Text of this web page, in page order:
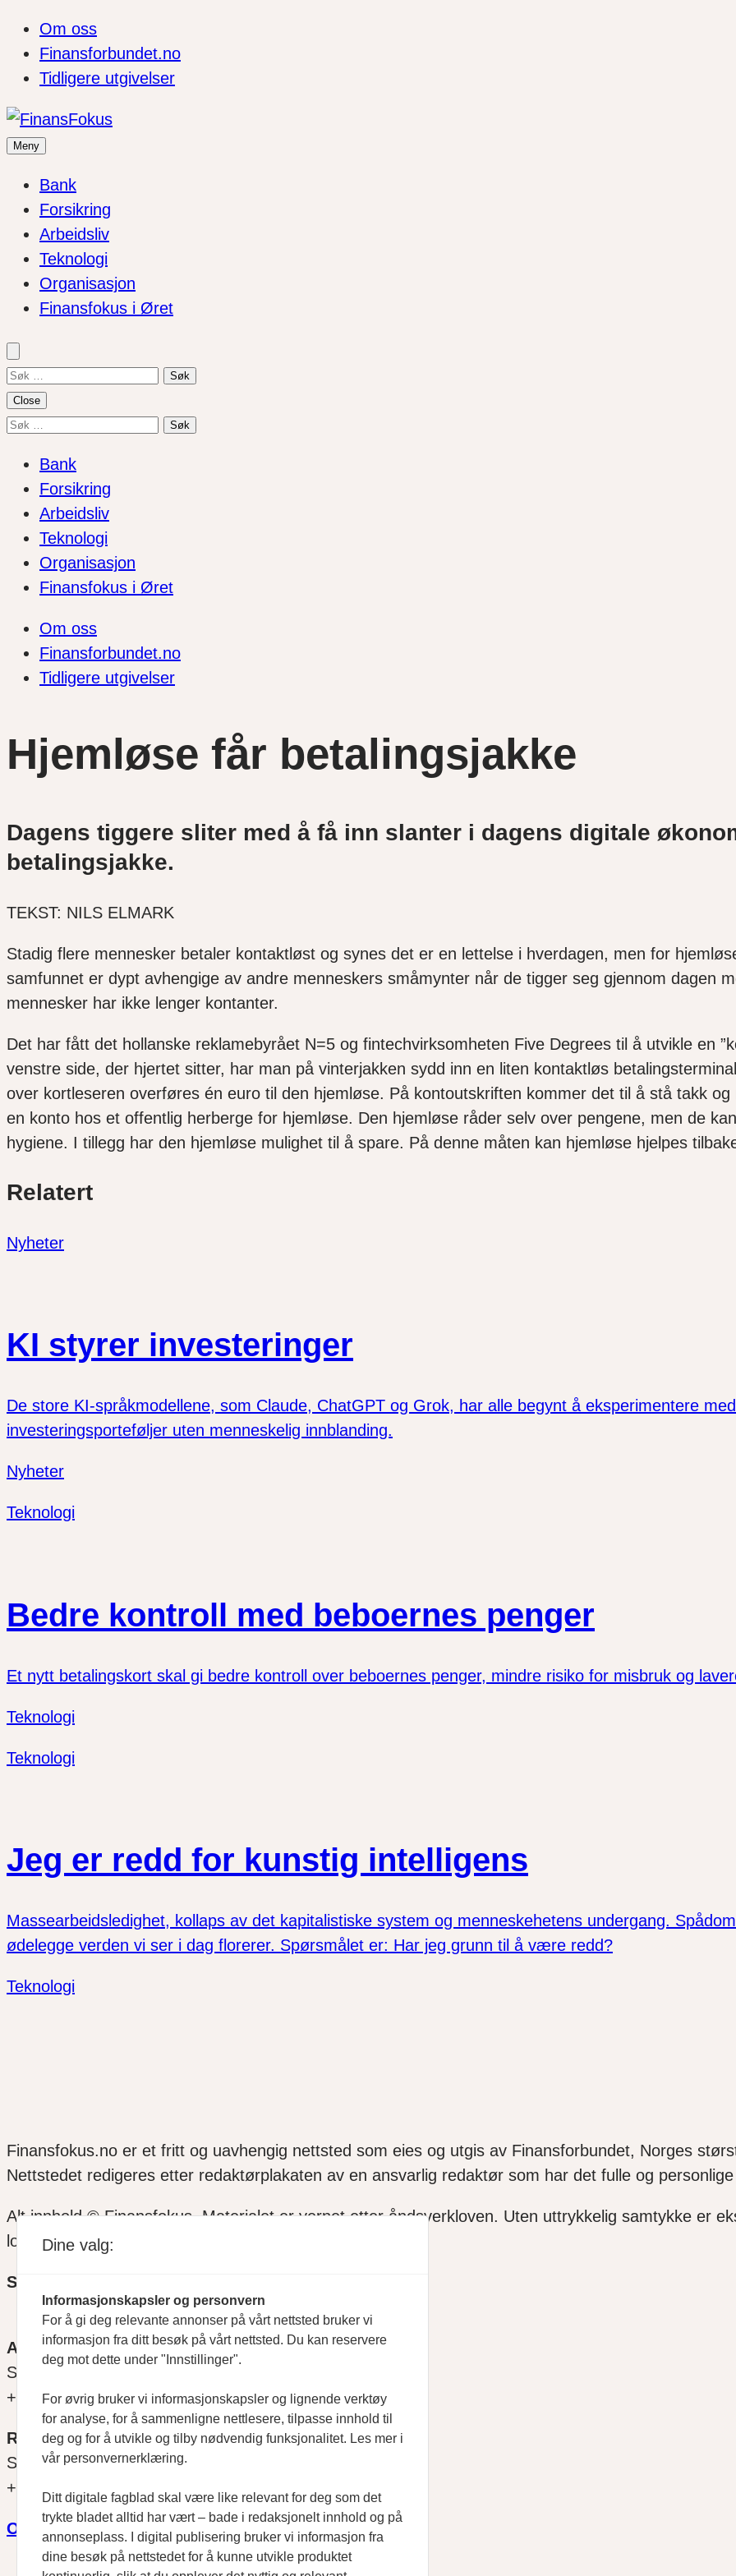
Om oss
Finansforbundet.no
Tidligere utgivelser
Meny
Bank
Forsikring
Arbeidsliv
Teknologi
Organisasjon
Finansfokus i Øret
Søk
etter:
Close
Søk
Bank
Forsikring
Arbeidsliv
Teknologi
Organisasjon
Finansfokus i Øret
Om oss
Finansforbundet.no
Tidligere utgivelser
Hjemløse får betalingsjakke
Dagens tiggere sliter med å få inn slanter i dagens digitale
betalingsjakke.
TEKST: NILS ELMARK
Stadig flere mennesker betaler kontaktløst og synes det er en lettelse i hverdagen, men for
samfunnet er dypt avhengige av andre menneskers småmynter når de tigger seg gjennom dagen
mennesker har ikke lenger kontanter.
Det har fått det hollanske reklamebyrået N=5 og fintechvirksomheten Five Degrees til å utvikle en
venstre side, der hjertet sitter, har man på vinterjakken sydd inn en liten kontaktløs
over kortleseren overføres én euro til den hjemløse. På kontoutskriften kommer det til å stå takk
en konto hos et offentlig herberge for hjemløse. Den hjemløse råder selv over pengene, men de
hygiene. I tillegg har den hjemløse mulighet til å spare. På denne måten kan hjemløse hjelpes
Del
Del
twitter
Del
facebook
Relatert
Nyheter
KI styrer investeringer
De store KI-språkmodellene, som Claude, ChatGPT og Grok, har alle begynt å eksperimentere
investeringsporteføljer uten menneskelig innblanding.
Nyheter
Teknologi
Bedre kontroll med beboernes penger
Et nytt betalingskort skal gi bedre kontroll over beboernes penger, mindre risiko for misbruk og
Teknologi
Teknologi
Jeg er redd for kunstig intelligens
Massearbeidsledighet, kollaps av det kapitalistiske system og menneskehetens undergang.
ødelegge verden vi ser i dag florerer. Spørsmålet er: Har jeg grunn til å være redd?
Teknologi
Finansfokus.no er et fritt og uavhengig nettsted som eies og utgis av Finansforbundet, Norges
Nettstedet redigeres etter redaktørplakaten av en ansvarlig redaktør som har det fulle og
Alt innhold © Finansfokus.Materialet er vernet etter åndsverkloven. Uten uttrykkelig samtykke er
lov eller avtale med Kopinor
SOSIALE MEDIER
ANSVARLIG REDAKTØR
Svein Åge Eriksen
+47 900 79 547
REDAKTØR
Sjur Anda
+47 470 34 460
Om oss
Dine valg:
Informasjonskapsler og personvern
For å gi deg relevante annonser på vårt nettsted bruker vi
informasjon fra ditt besøk på vårt nettsted. Du kan reservere
deg mot dette under "Innstillinger".
For øvrig bruker vi informasjonskapsler og lignende verktøy
for analyse, for å sammenligne nettlesere, tilpasse innhold til
deg og for å utvikle og tilby nødvendig funksjonalitet. Les mer i
vår personvernerklæring.
Ditt digitale fagblad skal være like relevant for deg som det
trykte bladet alltid har vært – bade i redaksjonelt innhold og på
annonseplass. I digital publisering bruker vi informasjon fra
dine besøk på nettstedet for å kunne utvikle produktet